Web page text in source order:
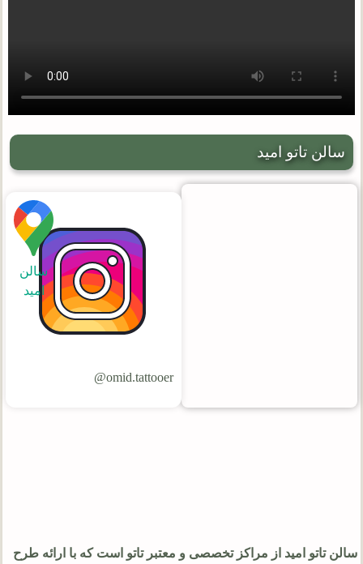
سالن تاتو امید
omid.tattooer@
سالن
امید
سالن تاتو امید از مراکز تخصصی و معتبر تاتو است که با ارائه طرح‌